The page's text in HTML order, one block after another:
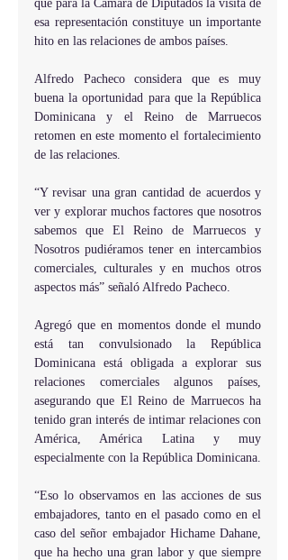
que para la Cámara de Diputados la visita de
esa representación constituye un importante
hito en las relaciones de ambos países.
Alfredo Pacheco considera que es muy
buena la oportunidad para que la República
Dominicana y el Reino de Marruecos
retomen en este momento el fortalecimiento
de las relaciones.
“Y revisar una gran cantidad de acuerdos y
ver y explorar muchos factores que nosotros
sabemos que El Reino de Marruecos y
Nosotros pudiéramos tener en intercambios
comerciales, culturales y en muchos otros
aspectos más” señaló Alfredo Pacheco.
Agregó que en momentos donde el mundo
está tan convulsionado la República
Dominicana está obligada a explorar sus
relaciones comerciales algunos países,
asegurando que El Reino de Marruecos ha
tenido gran interés de intimar relaciones con
América, América Latina y muy
especialmente con la República Dominicana.
“Eso lo observamos en las acciones de sus
embajadores, tanto en el pasado como en el
caso del señor embajador Hichame Dahane,
que ha hecho una gran labor y que siempre